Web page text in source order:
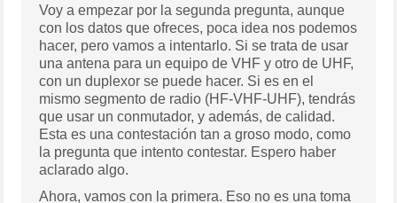
Voy a empezar por la segunda pregunta, aunque
con los datos que ofreces, poca idea nos podemos
hacer, pero vamos a intentarlo. Si se trata de usar
una antena para un equipo de VHF y otro de UHF,
con un duplexor se puede hacer. Si es en el
mismo segmento de radio (HF-VHF-UHF), tendrás
que usar un conmutador, y además, de calidad.
Esta es una contestación tan a groso modo, como
la pregunta que intento contestar. Espero haber
aclarado algo.
Ahora, vamos con la primera. Eso no es una toma